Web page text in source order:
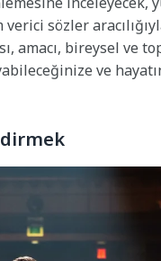
sözler
amacı, bireysel ve
ve